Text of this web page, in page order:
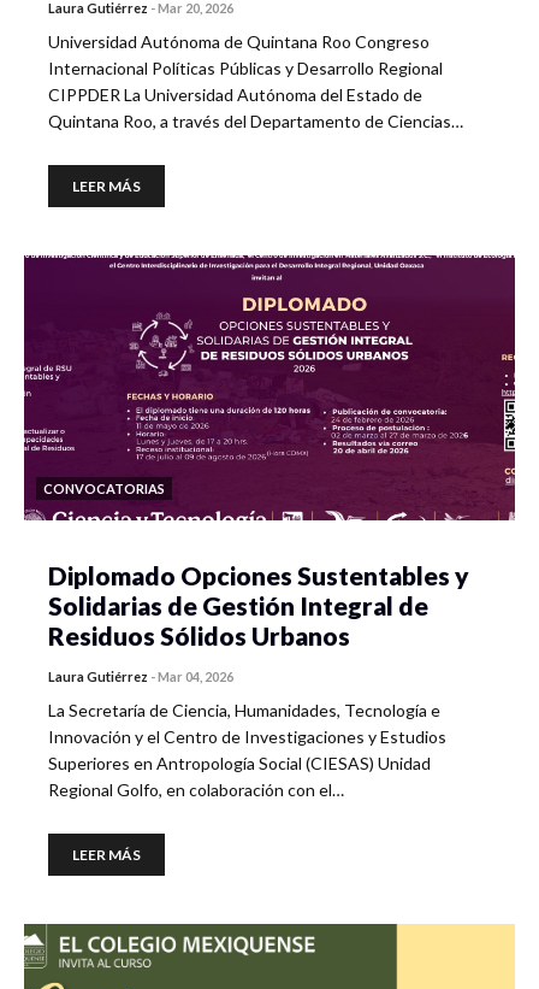
Laura Gutiérrez -Mar 20, 2026
Universidad Autónoma de Quintana Roo Congreso
Internacional Políticas Públicas y Desarrollo Regional
CIPPDER La Universidad Autónoma del Estado de
Quintana Roo, a través del Departamento de Ciencias…
LEER MÁS
CONVOCATORIAS
Diplomado Opciones Sustentables y
Solidarias de Gestión Integral de
Residuos Sólidos Urbanos
Laura Gutiérrez -Mar 04, 2026
La Secretaría de Ciencia, Humanidades, Tecnología e
Innovación y el Centro de Investigaciones y Estudios
Superiores en Antropología Social (CIESAS) Unidad
Regional Golfo, en colaboración con el…
LEER MÁS